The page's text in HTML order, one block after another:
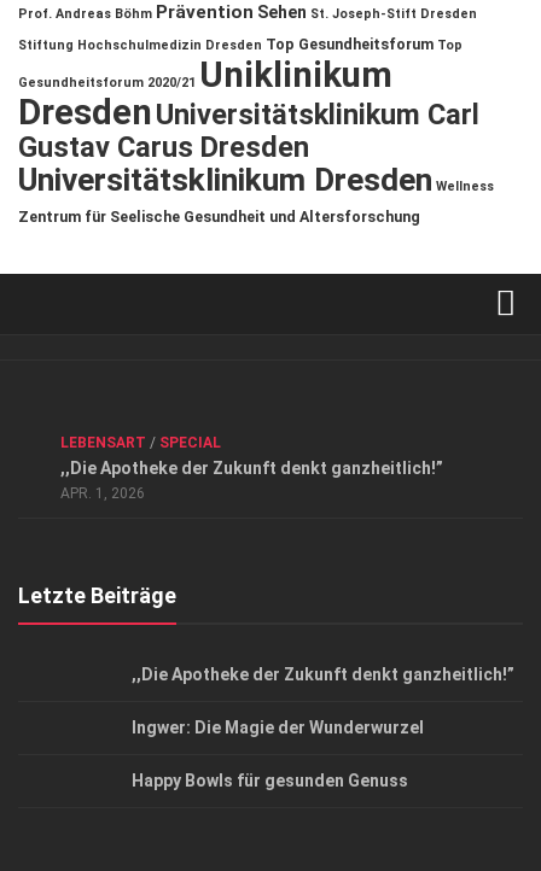
Prof. Andreas Böhm Prävention Sehen St. Joseph-Stift Dresden
Stiftung Hochschulmedizin Dresden Top Gesundheitsforum Top
Gesundheitsforum 2020/21 Uniklinikum
DresdenUniversitätsklinikum Carl
Gustav Carus Dresden
Universitätsklinikum Dresden Wellness
Zentrum für Seelische Gesundheit und Altersforschung
Datenschutzerklärung
Top Magazin Dresden / Ostsachsen
LEBENSART / SPECIAL
,,Die Apotheke der Zukunft denkt ganzheitlich!”
APR. 1, 2026
Letzte Beiträge
,,Die Apotheke der Zukunft denkt ganzheitlich!”
Ingwer: Die Magie der Wunderwurzel
Happy Bowls für gesunden Genuss